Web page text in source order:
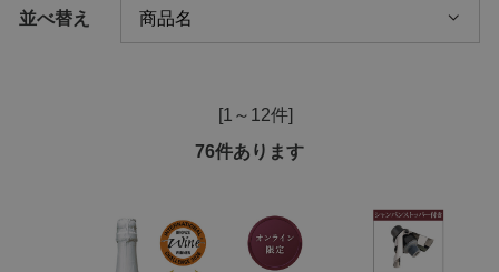
並べ替え
[1～12件]
76件あります